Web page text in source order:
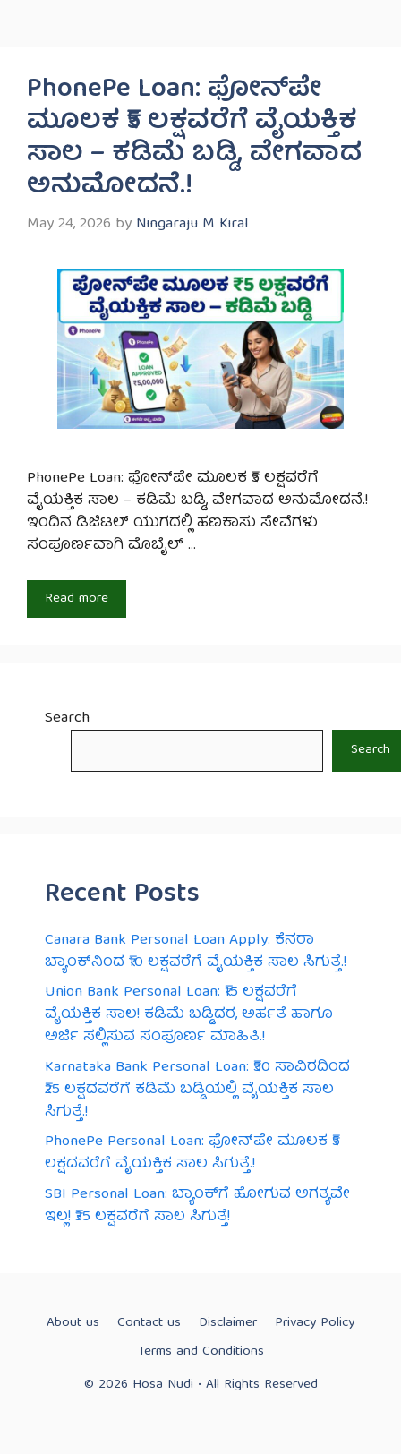
PhonePe Loan: ಫೋನ್‌ಪೇ
ಮೂಲಕ ₹5 ಲಕ್ಷವರೆಗೆ ವೈಯಕ್ತಿಕ
ಸಾಲ – ಕಡಿಮೆ ಬಡ್ಡಿ, ವೇಗವಾದ
ಅನುಮೋದನೆ.!
May 24, 2026 by Ningaraju M Kiral
PhonePe Loan: ಫೋನ್‌ಪೇ ಮೂಲಕ ₹5 ಲಕ್ಷವರೆಗೆ
ವೈಯಕ್ತಿಕ ಸಾಲ – ಕಡಿಮೆ ಬಡ್ಡಿ, ವೇಗವಾದ ಅನುಮೋದನೆ.!
ಇಂದಿನ ಡಿಜಿಟಲ್ ಯುಗದಲ್ಲಿ ಹಣಕಾಸು ಸೇವೆಗಳು
ಸಂಪೂರ್ಣವಾಗಿ ಮೊಬೈಲ್ …
Read more
Search
Search
Recent Posts
Canara Bank Personal Loan Apply: ಕೆನರಾ
ಬ್ಯಾಂಕ್‌ನಿಂದ ₹10 ಲಕ್ಷವರೆಗೆ ವೈಯಕ್ತಿಕ ಸಾಲ ಸಿಗುತ್ತೆ.!
Union Bank Personal Loan: ₹15 ಲಕ್ಷವರೆಗೆ
ವೈಯಕ್ತಿಕ ಸಾಲ! ಕಡಿಮೆ ಬಡ್ಡಿದರ, ಅರ್ಹತೆ ಹಾಗೂ
ಅರ್ಜಿ ಸಲ್ಲಿಸುವ ಸಂಪೂರ್ಣ ಮಾಹಿತಿ.!
Karnataka Bank Personal Loan: ₹50 ಸಾವಿರದಿಂದ
₹25 ಲಕ್ಷದವರೆಗೆ ಕಡಿಮೆ ಬಡ್ಡಿಯಲ್ಲಿ ವೈಯಕ್ತಿಕ ಸಾಲ
ಸಿಗುತ್ತೆ.!
PhonePe Personal Loan: ಫೋನ್‌ಪೇ ಮೂಲಕ ₹5
ಲಕ್ಷದವರೆಗೆ ವೈಯಕ್ತಿಕ ಸಾಲ ಸಿಗುತ್ತೆ.!
SBI Personal Loan: ಬ್ಯಾಂಕ್‌ಗೆ ಹೋಗುವ ಅಗತ್ಯವೇ
ಇಲ್ಲ! ₹35 ಲಕ್ಷವರೆಗೆ ಸಾಲ ಸಿಗುತ್ತೆ!
About us Contact us Disclaimer
Privacy Policy
Terms and Conditions
© 2026 Hosa Nudi • All Rights Reserved